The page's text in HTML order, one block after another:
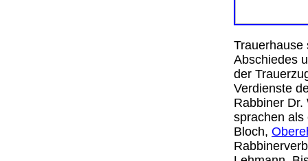
Trauerhause
Abschiedes
der
Verdienste
Rabbiner Dr.
sprachen als
Bloch,